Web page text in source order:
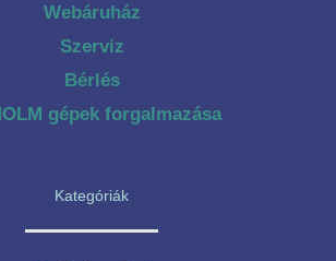
Webáruház
Szerviz
Bérlés
gépek forgalmazása
Kategóriák